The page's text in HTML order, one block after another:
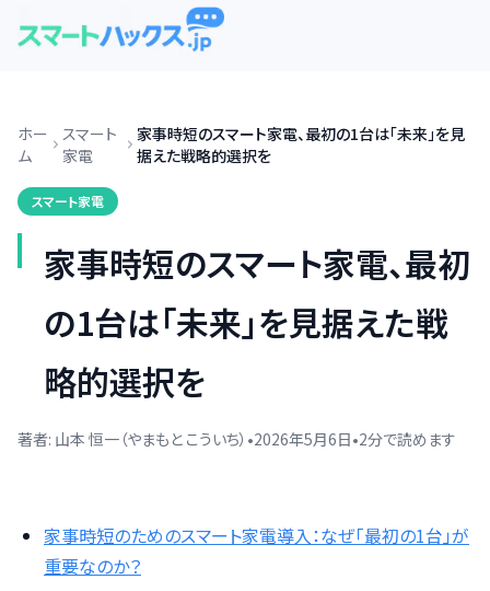
ホー
ム
スマート
家電
家事時短のスマート家電、最初の1台は「未来」を見
据えた戦略的選択を
スマート家電
家事時短のスマート家電、最初
の1台は「未来」を見据えた戦
略的選択を
著者: 山本 恒一（やまもと こういち） •2026年5月6日•2分で読めます
家事時短のためのスマート家電導入：なぜ「最初の1台」が
重要なのか？